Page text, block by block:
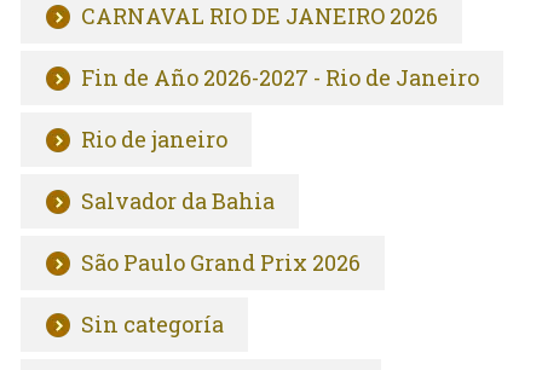
CARNAVAL RIO DE JANEIRO 2026
Fin de Año 2026-2027 - Rio de Janeiro
Rio de janeiro
Salvador da Bahia
São Paulo Grand Prix 2026
Sin categoría